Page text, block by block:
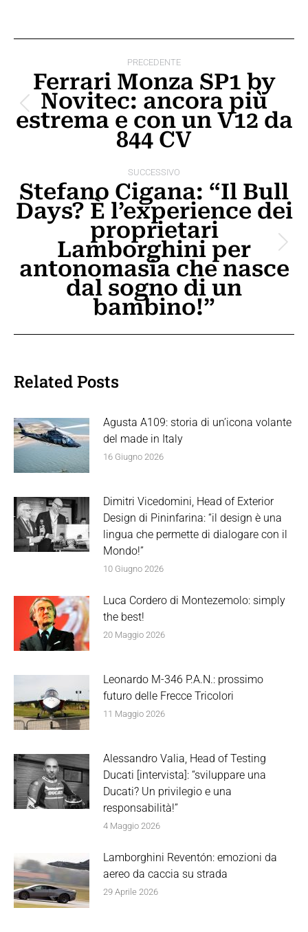
tra
post
PRECEDENTE
Post
precedente:
Ferrari Monza SP1 by
Novitec: ancora più
estrema e con un V12 da
844 CV
SUCCESSIVO
Prossimo
post:
Stefano Cigana: “Il Bull
Days? È l’experience dei
proprietari
Lamborghini per
antonomasia che nasce
dal sogno di un
bambino!”
Related Posts
Agusta A109: storia di un’icona volante
del made in Italy
16 Giugno 2026
Dimitri Vicedomini, Head of Exterior
Design di Pininfarina: “il design è una
lingua che permette di dialogare con il
Mondo!”
10 Giugno 2026
Luca Cordero di Montezemolo: simply
the best!
20 Maggio 2026
Leonardo M-346 P.A.N.: prossimo
futuro delle Frecce Tricolori
11 Maggio 2026
Alessandro Valia, Head of Testing
Ducati [intervista]: “sviluppare una
Ducati? Un privilegio e una
responsabilità!”
4 Maggio 2026
Lamborghini Reventón: emozioni da
aereo da caccia su strada
29 Aprile 2026